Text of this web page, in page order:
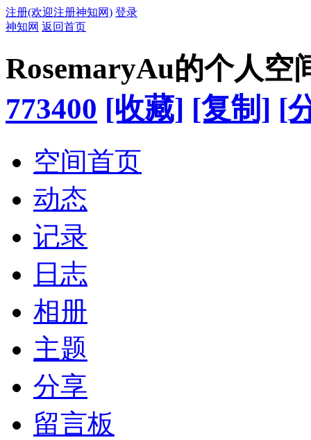
注册(欢迎注册神知网) 登录
神知网 返回首页
RosemaryAu的个人空
773400 [收藏] [复制] [
空间首页
动态
记录
日志
相册
主题
分享
留言板